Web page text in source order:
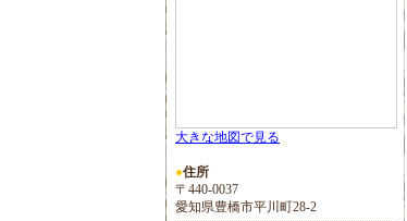
大きな地図で見る
●住所
〒440-0037
愛知県豊橋市平川町28-2